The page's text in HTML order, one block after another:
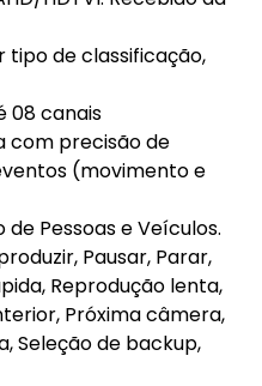
tipo de classificação,
08 canais
com precisão de
(movimento e
Pessoas e Veículos.
Pausar, Parar,
Reprodução lenta,
Próxima câmera,
Seleção de backup,